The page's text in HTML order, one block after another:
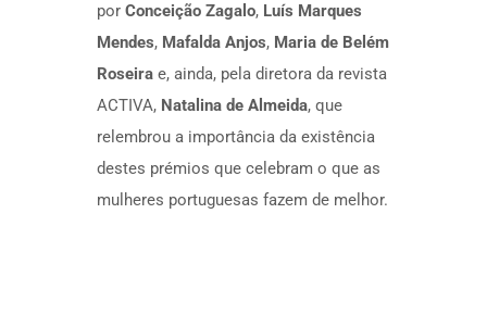
por Conceição Zagalo, Luís Marques
Mendes, Mafalda Anjos, Maria de Belém
Roseira e, ainda, pela diretora da revista
ACTIVA, Natalina de Almeida, que
relembrou a importância da existência
destes prémios que celebram o que as
mulheres portuguesas fazem de melhor.